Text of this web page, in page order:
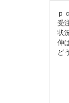
ｐ
受
状
伸
ど